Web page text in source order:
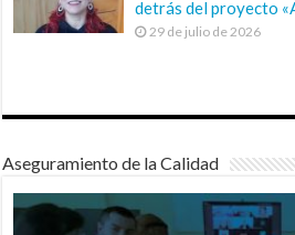
detrás del proyecto
29 de julio de 2026
Aseguramiento de la Calidad